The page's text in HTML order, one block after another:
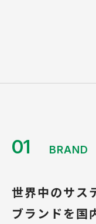
01 BRAND
世界中のサス
ブランドを国